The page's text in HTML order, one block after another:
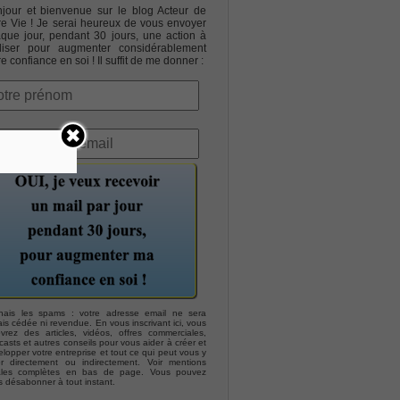
et bienvenue sur le blog Acteur de
Vie ! Je serai heureux de vous envoyer
jour, pendant 30 jours, une action à
pour augmenter considérablement
confiance en soi ! Il suffit de me donner :
les spams : votre adresse email ne sera
cédée ni revendue. En vous inscrivant ici, vous
des articles, vidéos, offres commerciales,
et autres conseils pour vous aider à créer et
votre entreprise et tout ce qui peut vous y
directement ou indirectement. Voir mentions
complètes en bas de page. Vous pouvez
désabonner à tout instant.